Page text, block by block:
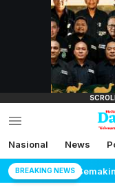
Nasional News
BREAKING NEWS
Sistem POS Jadi